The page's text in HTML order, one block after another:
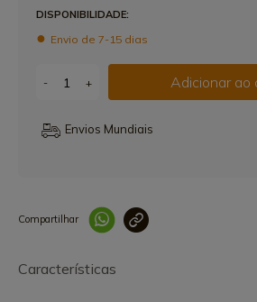
DISPONIBILIDADE:
Envio de 7-15 dias
- + Adicionar ao
Envios Mundiais
Compartilhar
Características